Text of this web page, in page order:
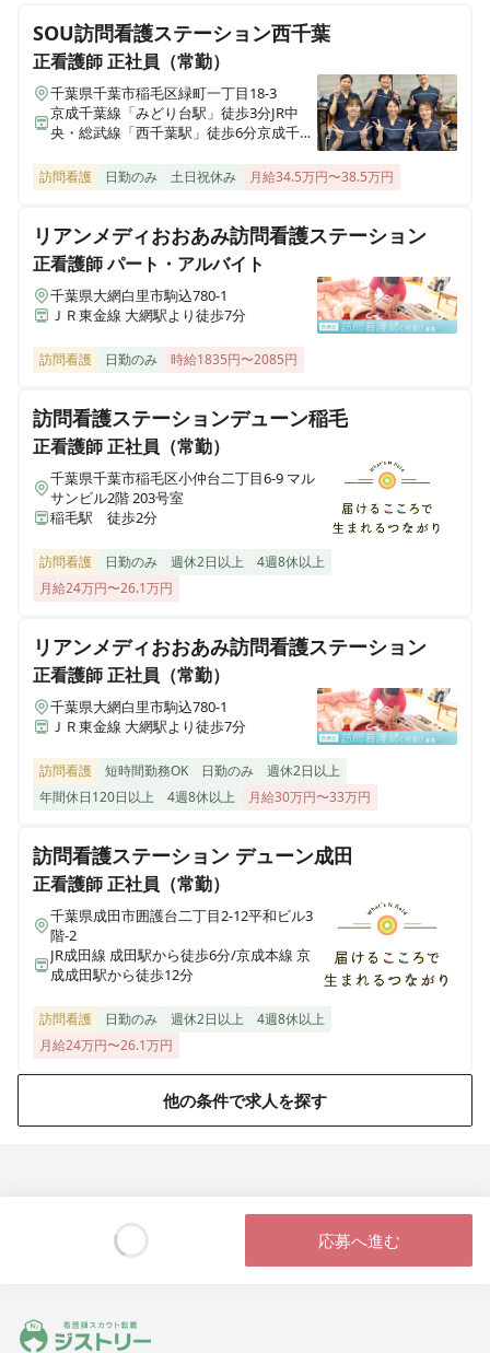
セントケアヴィレッジ蘇我
千葉県千葉市中央区蘇我2-5-3
セントケア訪問看護ステーション船橋東
セントケア訪問看護ステーションちば
千葉県千葉市中央区蘇我2-5-3
セントケア訪問看護ステーション鎌ケ谷
千葉県鎌ケ谷市道野辺中央2-1-33
千葉県袖ヶ浦市蔵波台三丁目10-2
セントケア看護小規模きみつ
千葉県君津市大和田四丁目2-14
セントケアさいわい
千葉県木更津市幸町二丁目1-6
セントケア四街道
千葉県四街道市鹿渡1016 柏葉ビル2F
セントケア佐倉 看護小規模多機能
千葉県佐倉市寺崎北４丁目７-６
セントケア訪問看護ステーション木更津
セントケア看護小規模木更津おおくぼ
千葉県木更津市大久保6-12-1
セントケア看護小規模成田
千葉県成田市並木町142-52
セントケア看護小規模東金
千葉県東金市田間二丁目38-16
セントケア看護小規模市原
千葉県市原市東国分寺台二丁目2-6
千葉県袖ヶ浦市蔵波台三丁目10-2
SOU訪問看護ステーション西千葉
正看護師正社員（常勤）
千葉県千葉市稲毛区緑町一丁目18-3
京成千葉線「みどり台駅」徒歩3分JR中
央・総武線「西千葉駅」徒歩6分京成千葉
訪問看護 日勤のみ 土日祝休み 月給34.5万円〜38.5万円
リアンメディおおあみ訪問看護ステーション
正看護師パート・アルバイト
千葉県大網白里市駒込780-1
ＪＲ東金線 大網駅より徒歩7分
訪問看護 日勤のみ 時給1835円〜2085円
訪問看護ステーションデューン稲毛
正看護師正社員（常勤）
千葉県千葉市稲毛区小仲台二丁目6-9 マル
サンビル2階 203号室
稲毛駅 徒歩2分
訪問看護 日勤のみ 週休2日以上
4週8休以上
月給24万円〜26.1万円
リアンメディおおあみ訪問看護ステーション
正看護師正社員（常勤）
千葉県大網白里市駒込780-1
ＪＲ東金線 大網駅より徒歩7分
訪問看護 短時間勤務OK 日勤のみ
週休2日以上
年間休日120日以上
4週8休以上 月給30万円〜33万円
訪問看護ステーション デューン成田
正看護師正社員（常勤）
千葉県成田市囲護台二丁目2-12平和ビル3
階-2
JR成田線 成田駅から徒歩6分/京成本線 京
成成田駅から徒歩12分
訪問看護 日勤のみ 週休2日以上
4週8休以上
月給24万円〜26.1万円
他の条件で求人を探す
応募へ進む
ジストリー 看護師の転職マッチング